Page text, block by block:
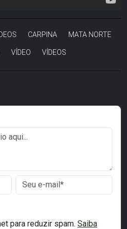
CARPINA MATA NORTE
VÍDEO VÍDEOS
para reduzir spam. Saiba